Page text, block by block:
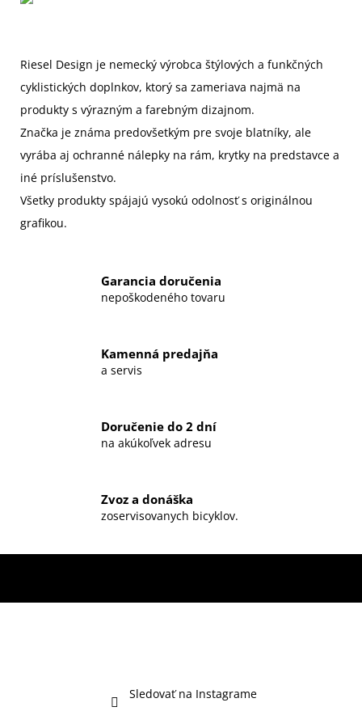
Riesel Design je nemecký výrobca štýlových a funkčných
cyklistických doplnkov, ktorý sa zameriava najmä na
produkty s výrazným a farebným dizajnom.
Značka je známa predovšetkým pre svoje blatníky, ale
vyrába aj ochranné nálepky na rám, krytky na predstavce a
iné príslušenstvo.
Všetky produkty spájajú vysokú odolnosť s originálnou
grafikou.
Garancia doručenia
nepoškodeného tovaru
Kamenná predajňa
a servis
Doručenie do 2 dní
na akúkoľvek adresu
Zvoz a donáška
zoservisovanych bicyklov.
Sledovať na Instagrame